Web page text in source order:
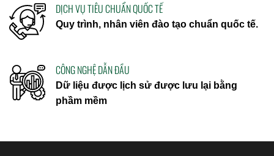
DỊCH VỤ TIÊU CHUẨN QUỐC TẾ
Quy trình, nhân viên đào tạo chuẩn quốc tế.
CÔNG NGHỆ DẪN ĐẦU
Dữ liệu được lịch sử được lưu lại bằng
phầm mềm